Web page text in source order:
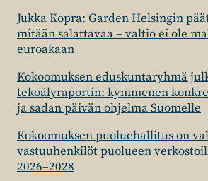
Jukka Kopra: Garden Helsingin
mitään salattavaa – valtio ei ole
euroakaan
Kokoomuksen eduskuntaryhmä
tekoälyraportin: kymmenen
ja sadan päivän ohjelma Suomelle
Kokoomuksen puoluehallitus on
vastuuhenkilöt puolueen
2026–2028